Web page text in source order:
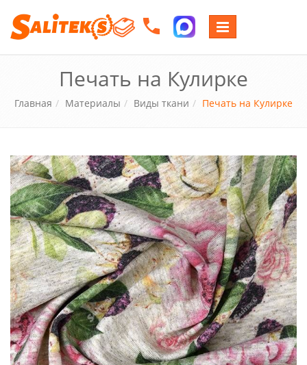
Переключение
навигации
Печать на Кулирке
Главная Материалы Виды ткани Печать на Кулирке